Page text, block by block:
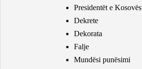
Presidentët e Kosovës
Dekrete
Dekorata
Falje
Mundësi punësimi